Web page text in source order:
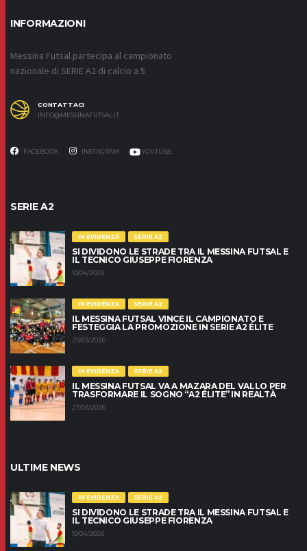
INFORMAZIONI
Messina Futsal partecipa al campionato
nazionale di SERIE A2 di calcio a 5
CONTATTACI
INFO@MESSINAFUTSAL.IT
FACEBOOK INSTAGRAM YOUTUBE
SERIE A2
IN EVIDENZA SERIE A2
SI DIVIDONO LE STRADE TRA IL MESSINA FUTSAL E
IL TECNICO GIUSEPPE FIORENZA
10/04/2026
IN EVIDENZA SERIE A2
IL MESSINA FUTSAL VINCE IL CAMPIONATO E
FESTEGGIA LA PROMOZIONE IN SERIE A2 ÉLITE
29/03/2026
IN EVIDENZA SERIE A2
IL MESSINA FUTSAL VA A MAZARA DEL VALLO PER
TRASFORMARE IL SOGNO “A2 ÉLITE” IN REALTÀ
27/03/2026
ULTIME NEWS
IN EVIDENZA SERIE A2
SI DIVIDONO LE STRADE TRA IL MESSINA FUTSAL E
IL TECNICO GIUSEPPE FIORENZA
10/04/2026